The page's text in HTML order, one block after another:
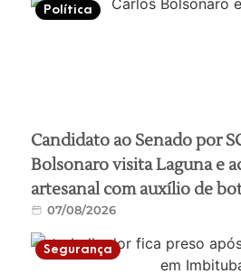
Política
Candidato ao Senado por
Bolsonaro visita Laguna e
artesanal com auxílio de
07/08/2026
Segurança